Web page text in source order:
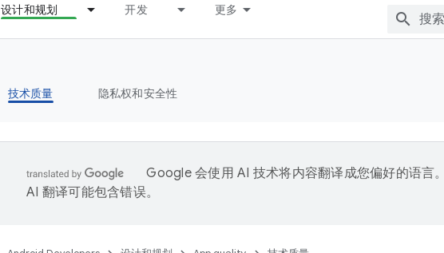
设计和规划 开发 更多
技术质量 隐私权和安全性
Google 会使用 AI 技术将内容翻译成您偏好的语言。
AI 翻译可能包含错误。